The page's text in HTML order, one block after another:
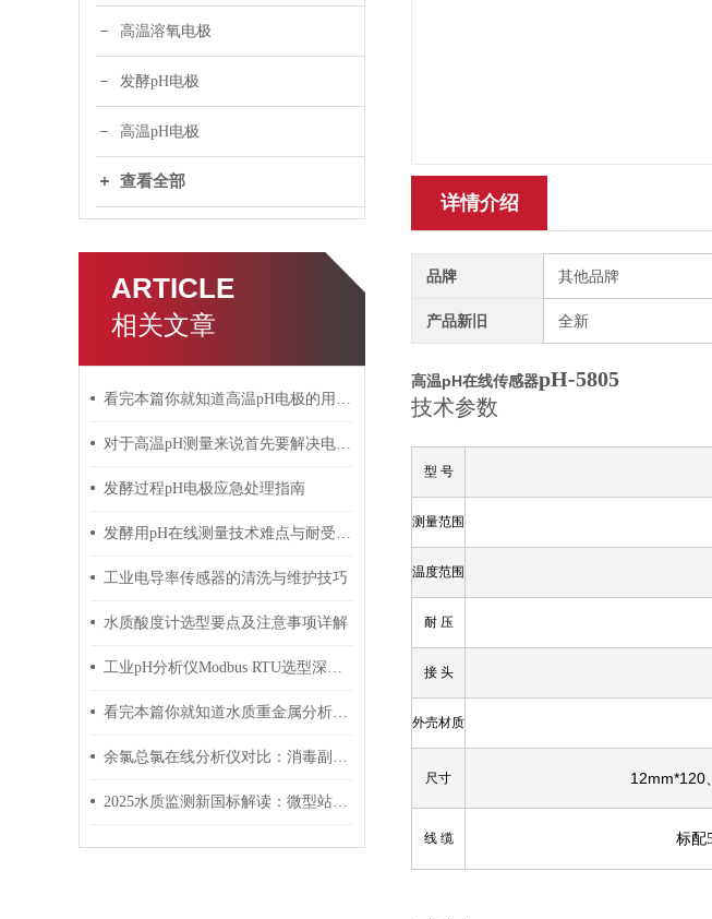
高温溶氧电极
发酵pH电极
高温pH电极
查看全部
ARTICLE
相关文章
看完本篇你就知道高温pH电极的用途是什么了
对于高温pH测量来说首先要解决电极抗侵蚀的问题
发酵过程pH电极应急处理指南
发酵用pH在线测量技术难点与耐受高温高压灭菌的电极特殊维护指南
工业电导率传感器的清洗与维护技巧
水质酸度计选型要点及注意事项详解
工业pH分析仪Modbus RTU选型深度对比：国产vs进口，通讯参数才是核心差异
看完本篇你就知道水质重金属分析仪的特点有哪些了
余氯总氯在线分析仪对比：消毒副产物监控方案详解
2025水质监测新国标解读：微型站如何成为地表水监测主力？
详情介绍
品牌 其他品牌
产品新旧 全新
高温pH在线传感器pH-5805
技术参数
型 号
测量范围
温度范围
耐 压
接 头
外売材质
尺寸 12mm*120
线 缆 标配